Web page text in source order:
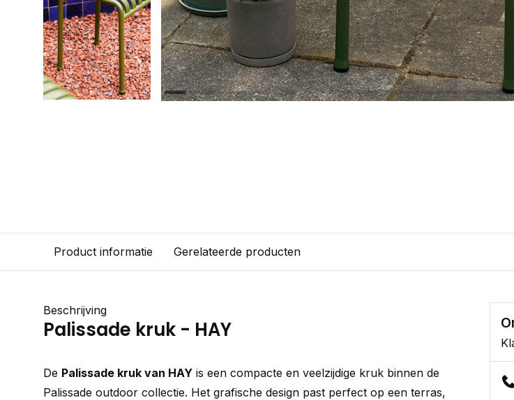
Product informatie Gerelateerde producten
Beschrijving
Palissade kruk - HAY
De Palissade kruk van HAY is een compacte en veelzijdige kruk binnen de
Palissade outdoor collectie. Het grafische design past perfect op een terras,